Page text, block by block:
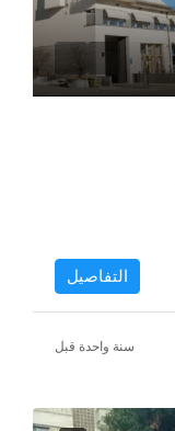
التفاصيل
‏سنة واحدة قبل